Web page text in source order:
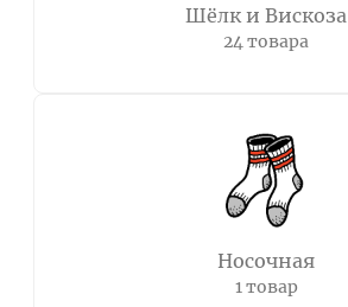
Шёлк и Вискоза
24 товара
Носочная
1 товар